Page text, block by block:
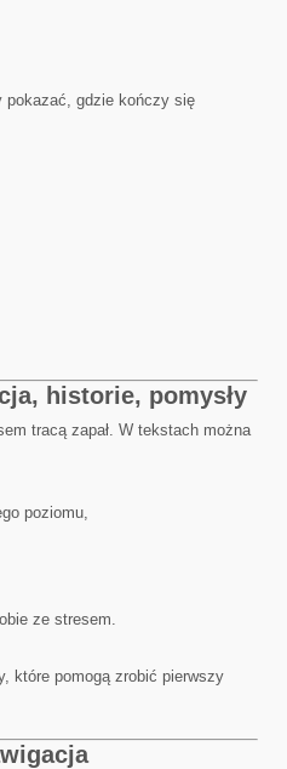
pokazać, gdzie kończy się
historie, pomysły
tracą zapał. W tekstach można
poziomu,
ze stresem.
które pomogą zrobić pierwszy